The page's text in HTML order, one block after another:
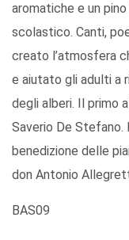
aromatiche e un
scolastico. Canti,
creato l’atmosfera
e aiutato gli adulti a
degli alberi. Il primo
Saverio De Stefano.
benedizione delle
don Antonio
BAS09